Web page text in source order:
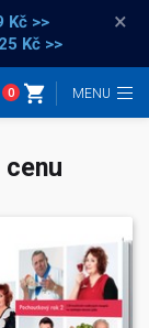
Kč >>
Kč >>
×
0
cenu